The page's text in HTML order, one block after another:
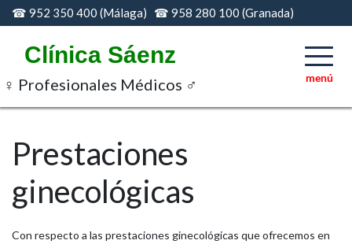
Skip
to
☎ 952 350 400 (Málaga) ☎ 958 280 100 (Granada)
Clínica Sáenz
♀ Profesionales Médicos ♂
Prestaciones
ginecológicas
Con respecto a las prestaciones ginecológicas que ofrecemos en